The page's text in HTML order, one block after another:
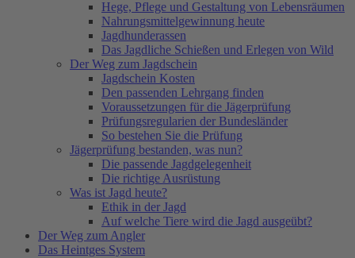
Hege, Pflege und Gestaltung von Lebensräumen
Nahrungsmittelgewinnung heute
Jagdhunderassen
Das Jagdliche Schießen und Erlegen von Wild
Der Weg zum Jagdschein
Jagdschein Kosten
Den passenden Lehrgang finden
Voraussetzungen für die Jägerprüfung
Prüfungsregularien der Bundesländer
So bestehen Sie die Prüfung
Jägerprüfung bestanden, was nun?
Die passende Jagdgelegenheit
Die richtige Ausrüstung
Was ist Jagd heute?
Ethik in der Jagd
Auf welche Tiere wird die Jagd ausgeübt?
Der Weg zum Angler
Das Heintges System